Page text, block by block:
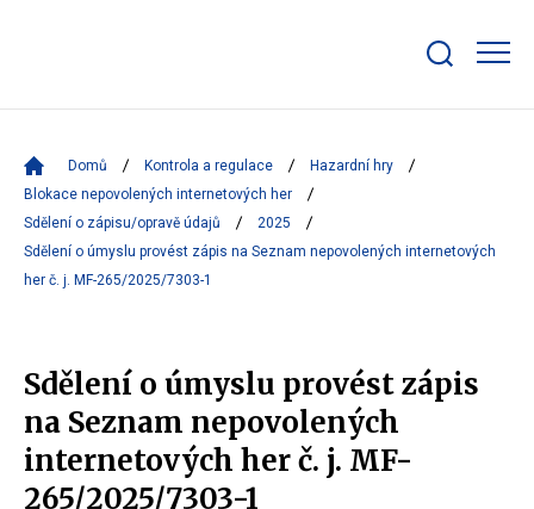
bar
Domů Kontrola a regulace
Hazardní hry
Blokace nepovolených internetových her
Sdělení o zápisu/opravě údajů
2025
Sdělení o úmyslu provést zápis na Seznam nepovolených internetových
her č. j. MF-265/2025/7303-1
Sdělení o úmyslu provést zápis
na Seznam nepovolených
internetových her č. j. MF-
265/2025/7303-1